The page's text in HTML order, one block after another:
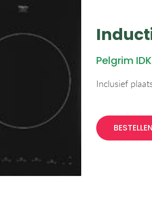
Pelgrim
Inclusief
BESTELLEN